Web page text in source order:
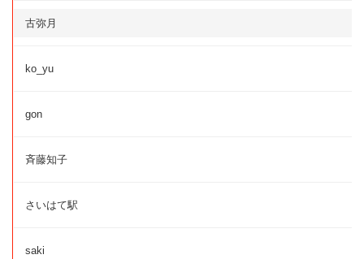
古弥月
ko_yu
gon
斉藤知子
さいはて駅
saki